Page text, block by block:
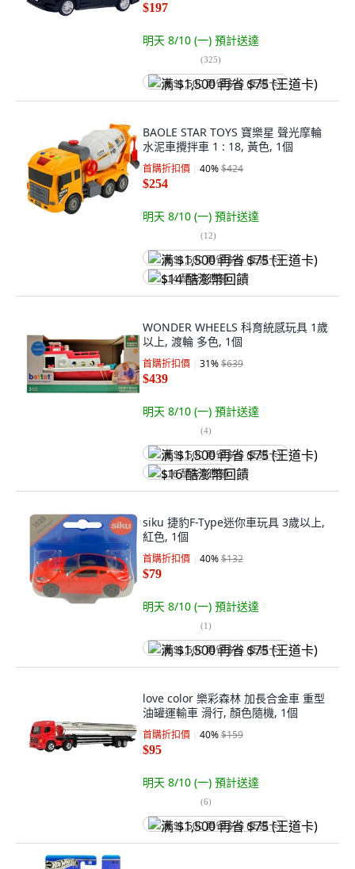
$197
明天 8/10 (一) 預計送達
(325)
满 $1,500 再省 $75 (王道卡)
BAOLE STAR TOYS 寶樂星 聲光摩輪
水泥車攪拌車 1 : 18, 黃色, 1個
首購折扣價 40%$424
$254
明天 8/10 (一) 預計送達
(12)
满 $1,500 再省 $75 (王道卡)
$14 酷澎幣回饋
WONDER WHEELS 科育統感玩具 1歲
以上, 渡輪 多色, 1個
首購折扣價 31%$639
$439
明天 8/10 (一) 預計送達
(4)
满 $1,500 再省 $75 (王道卡)
$16 酷澎幣回饋
siku 捷豹F-Type迷你車玩具 3歲以上,
紅色, 1個
首購折扣價 40%$132
$79
明天 8/10 (一) 預計送達
(1)
满 $1,500 再省 $75 (王道卡)
love color 樂彩森林 加長合金車 重型
油罐運輸車 滑行, 顏色隨機, 1個
首購折扣價 40%$159
$95
明天 8/10 (一) 預計送達
(6)
满 $1,500 再省 $75 (王道卡)